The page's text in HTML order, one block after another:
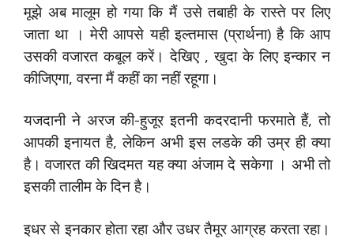
मूझे अब मालूम हो गया कि मैं उसे तबाही के रास्‍ते पर लिए
जाता था । मेरी आपसे यही इल्‍तमास (प्रार्थना) है कि आप
उसकी वजारत कबूल करें। देखिए , खुदा के लिए इन्‍कार न
कीजिएगा, वरना मैं कहीं का नहीं रहूगा।
यजदानी ने अरज की-हुजूर इतनी कदरदानी फरमाते हैं, तो
आपकी इनायत है, लेकिन अभी इस लडके की उम्र ही क्‍या
है। वजारत की खिदमत यह क्‍या अंजाम दे सकेगा । अभी तो
इसकी तालीम के दिन है।
इधर से इनकार होता रहा और उधर तैमूर आग्रह करता रहा।